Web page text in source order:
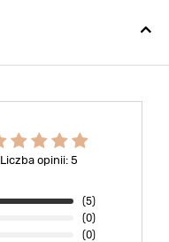
Liczba opinii: 5
(5)
(0)
(0)